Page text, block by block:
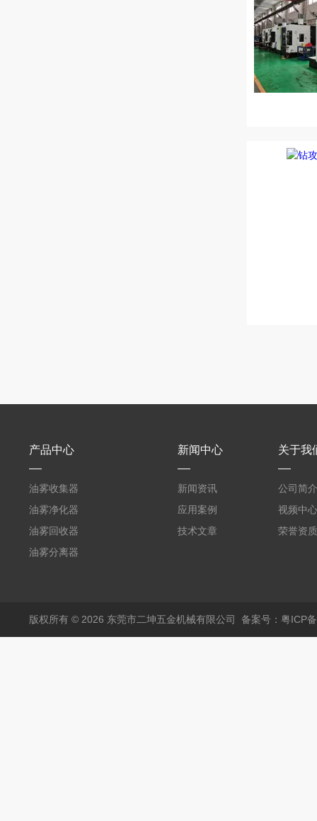
产品中心
油雾收集器
油雾净化器
油雾回收器
油雾分离器
新闻中心
新闻资讯
应用案例
技术文章
关于我
公司简介
视频中心
荣誉资质
版权所有 © 2026 东莞市二坤五金机械有限公司 备案号：粤ICP